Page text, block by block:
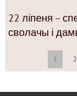
22 ліпеня –
сволачы і
1 2